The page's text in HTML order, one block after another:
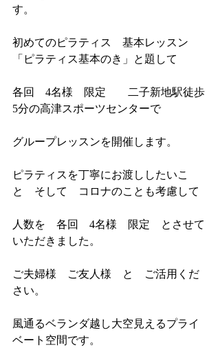
す。
初めてのピラティス　基本レッスン
「ピラティス基本のき」と題して
各回　4名様　限定　　二子新地駅徒歩
5分の高津スポーツセンターで
グループレッスンを開催します。
ピラティスを丁寧にお渡ししたいこ
と　そして　コロナのことも考慮して
人数を　各回　4名様　限定　とさせて
いただきました。
ご夫婦様　ご友人様　と　ご活用くだ
さい。
風通るベランダ越し大空見えるプライ
ベート空間です。